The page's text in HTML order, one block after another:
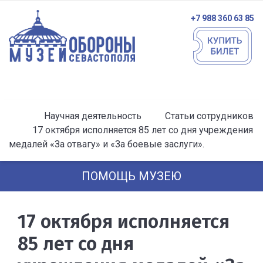
+7 988 360 63 85
Научная деятельность
Статьи сотрудников
17 октября исполняется 85 лет со дня учреждения
медалей «За отвагу» и «За боевые заслуги».
ПОМОЩЬ МУЗЕЮ
17 октября исполняется
85 лет со дня